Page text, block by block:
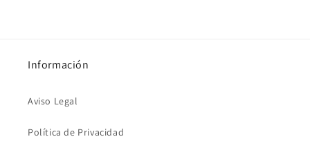
Información
Aviso Legal
Política de Privacidad